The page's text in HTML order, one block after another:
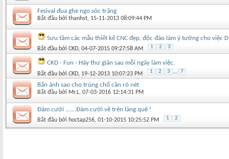
Fesival đua ghe ngo sóc trăng
Bắt đầu bởi thanhst‎, 15-11-2013 08:09:44 PM
Sưu tầm các mẫu thiết kế CNC đẹp, độc đáo làm ý tưởng cho việc
Bắt đầu bởi CKD‎, 04-07-2015 09:27:58 AM 1 2 3
CKD - Fun - Hãy thư giản sau mỗi ngày làm việc.
Bắt đầu bởi CKD‎, 19-12-2013 10:07:23 PM 1 2 3 ... 7
Bắn ảnh sao cho trúng chổ cần rỏ nét
Bắt đầu bởi Mr.L‎, 07-03-2016 12:14:31 PM
Đám cưới .......Đám cưới về trên làng quê !
Bắt đầu bởi hoctap256‎, 01-10-2015 10:25:52 PM 1 2